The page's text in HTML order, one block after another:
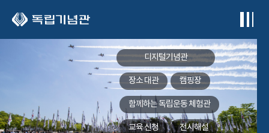
디지털기념관
장소 대관 캠핑장
함께하는독립운동 체험관
교육 신청 전시해설